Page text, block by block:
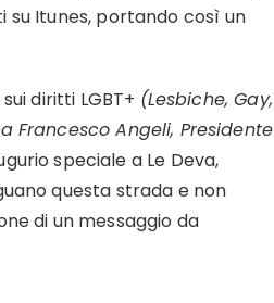
su Itunes, portando così un
diritti LGBT+ (Lesbiche, Gay,
Francesco Angeli, Presidente
speciale a Le Deva,
questa strada e non
di un messaggio da